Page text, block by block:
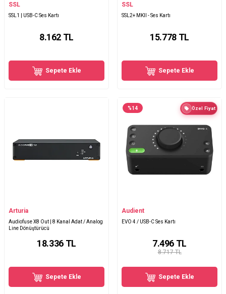
SSL
SSL1 | USB-C Ses Kartı
8.162 TL
Sepete Ekle
SSL
SSL2+ MKII - Ses Kartı
15.778TL
Sepete Ekle
Arturia
Audiofuse X8 Out | 8 Kanal Adat / Analog
Line Dönüştürücü
18.336TL
Sepete Ekle
%14 Özel Fiyat
Audient
EVO 4 / USB-C Ses Kartı
8.717 TL
7.496 TL
Sepete Ekle